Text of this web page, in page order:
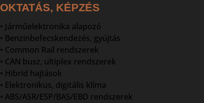
OKTATÁS, KÉPZÉS
• Járműelektronika alapozó
• Benzinbefecskendezés, gyújtás
• Common Rail rendszerek
• CAN busz, ultiplex rendszerek
• Hibrid hajtások
• Elektronikus, digitális klíma
• ABS/ASR/ESP/BAS/EBD rendszerek